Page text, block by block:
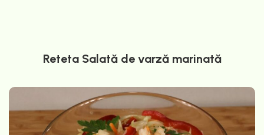
Reteta Salată de varză marinată